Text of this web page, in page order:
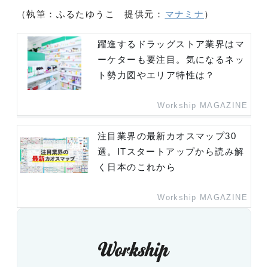
（執筆：ふるたゆうこ 提供元： マナミナ ）
躍進するドラッグストア業界はマ
ーケターも要注目。気になるネッ
ト勢力図やエリア特性は？
Workship MAGAZINE
注目業界の最新カオスマップ30
選。ITスタートアップから読み解
く日本のこれから
Workship MAGAZINE